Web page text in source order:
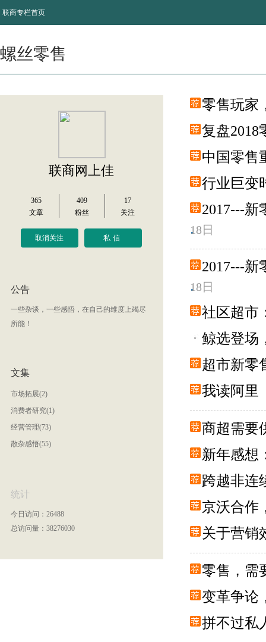
联商专栏首页
螺丝零售
联商网上佳
365
文章
409
粉丝
17
关注
取消关注 私信
公告
一些杂谈，一些感悟，在自己的维度上竭尽
所能！
文集
市场拓展(2)
消费者研究(1)
经营管理(73)
散杂感悟(55)
统计
今日访问：26488
总访问量：38276030
零售玩家
复盘2018
中国零售
行业巨变
2017---新
18日
2017---新
18日
社区超市
鲸选登场
超市新零
我读阿里
商超需要
新年感想
跨越非连
京沃合作
关于营销
零售，需
变革争论
拼不过私